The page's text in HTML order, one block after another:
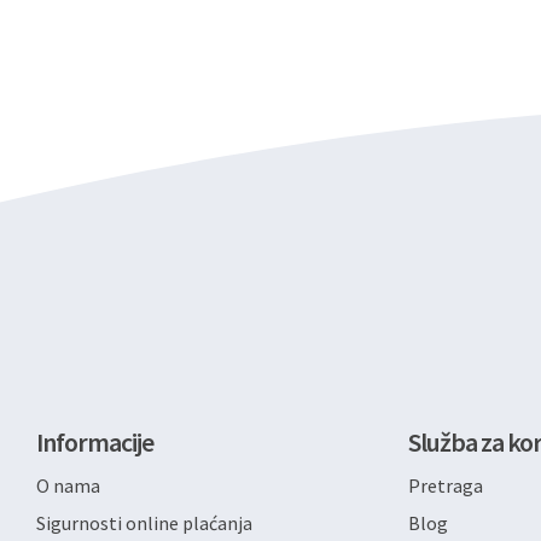
Informacije
O nama
Sigurnosti online plaćanja
Služba za
Pretraga
Blog